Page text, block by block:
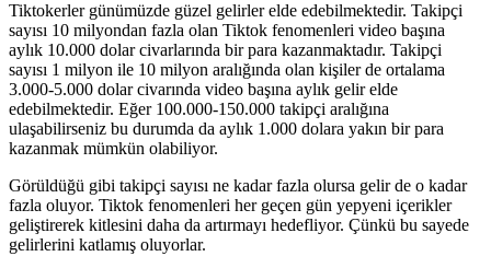
Tiktokerler günümüzde güzel gelirler elde edebilmektedir. Takipçi
sayısı 10 milyondan fazla olan Tiktok fenomenleri video başına
aylık 10.000 dolar civarlarında bir para kazanmaktadır. Takipçi
sayısı 1 milyon ile 10 milyon aralığında olan kişiler de ortalama
3.000-5.000 dolar civarında video başına aylık gelir elde
edebilmektedir. Eğer 100.000-150.000 takipçi aralığına
ulaşabilirseniz bu durumda da aylık 1.000 dolara yakın bir para
kazanmak mümkün olabiliyor.
Görüldüğü gibi takipçi sayısı ne kadar fazla olursa gelir de o kadar
fazla oluyor. Tiktok fenomenleri her geçen gün yepyeni içerikler
geliştirerek kitlesini daha da artırmayı hedefliyor. Çünkü bu sayede
gelirlerini katlamış oluyorlar.